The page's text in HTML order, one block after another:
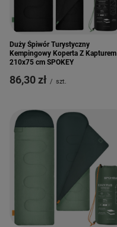
Duży Śpiwór Turystyczny
Kempingowy Koperta Z Kapturem
210x75 cm SPOKEY
86,30 zł / szt.